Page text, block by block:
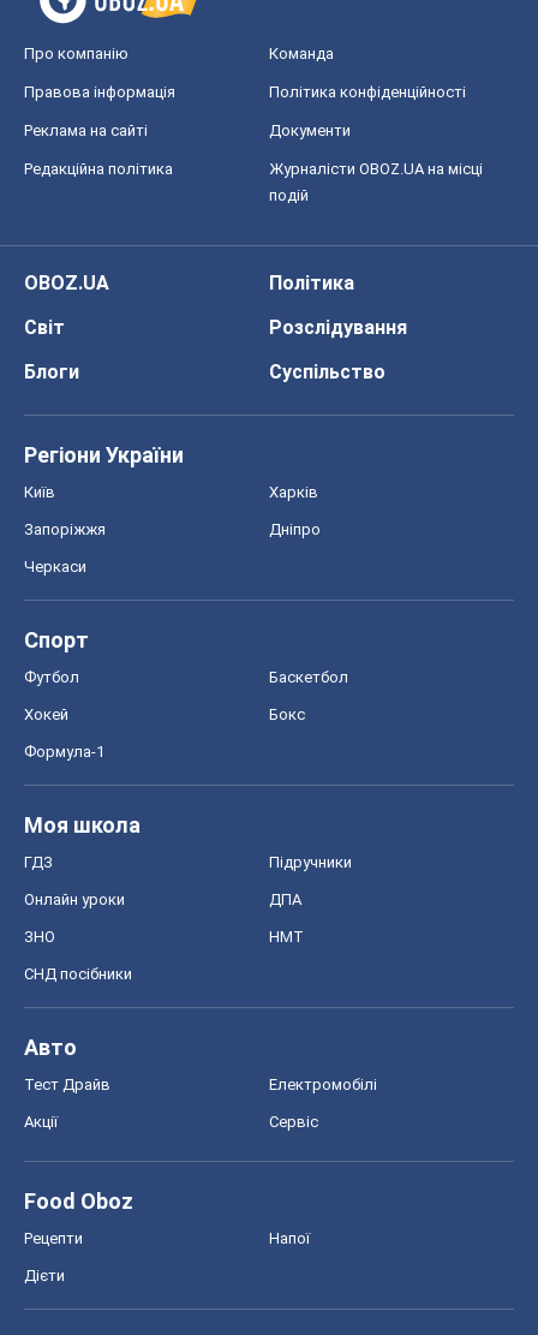
Про компанію Команда
Правова інформація Політика конфіденційності
Реклама на сайті Документи
Редакційна політика
Журналісти OBOZ.UA на місці
подій
OBOZ.UA
Політика
Світ
Розслідування
Блоги
Суспільство
Регіони України
Київ Харків
Запоріжжя Дніпро
Черкаси
Спорт
Футбол Баскетбол
Хокей Бокс
Формула-1
Моя школа
ГДЗ Підручники
Онлайн уроки ДПА
ЗНО НМТ
СНД посібники
Авто
Тест Драйв Електромобілі
Акції Сервіс
Food Oboz
Рецепти Напої
Дієти